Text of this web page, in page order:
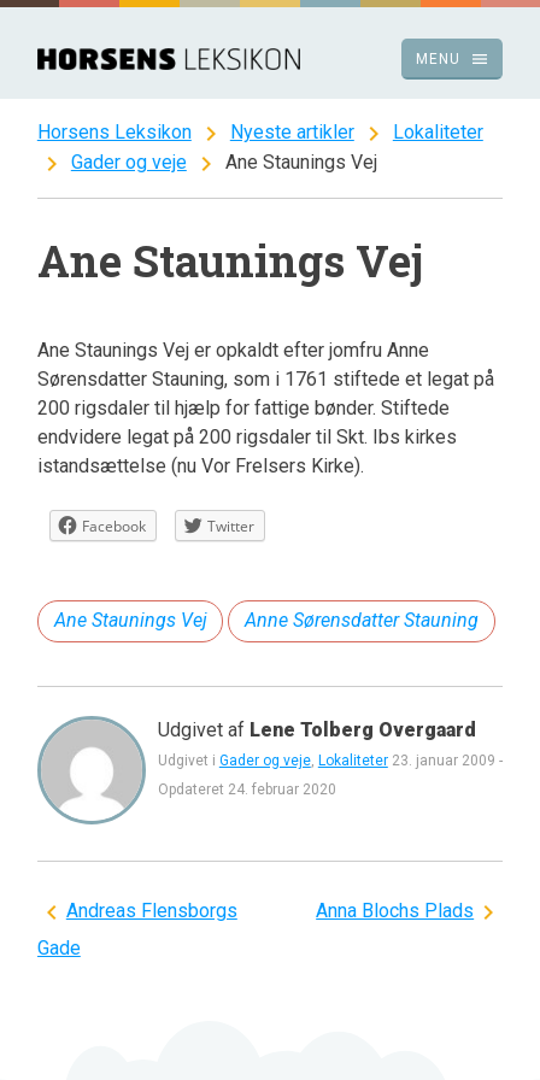
Spring
indhold
menu
MENU
Horsens Leksikon chevron_right Nyeste artikler chevron_right Lokaliteter
chevron_right Gader og veje chevron_right Ane Staunings Vej
Ane Staunings Vej
Ane Staunings Vej er opkaldt efter jomfru Anne
Sørensdatter Stauning, som i 1761 stiftede et legat på
200 rigsdaler til hjælp for fattige bønder. Stiftede
endvidere legat på 200 rigsdaler til Skt. Ibs kirkes
istandsættelse (nu Vor Frelsers Kirke).
Facebook Twitter
Ane Staunings Vej Anne Sørensdatter Stauning
Udgivet af Lene Tolberg Overgaard
Udgivet i Gader og veje, Lokaliteter 23. januar 2009 -
Opdateret 24. februar 2020
Indlægsnavigation
Andreas Flensborgs
Gade
Anna Blochs Plads